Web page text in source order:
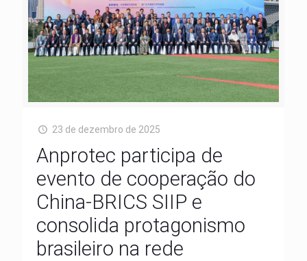
23 de dezembro de 2025
Anprotec participa de
evento de cooperação do
China-BRICS SIIP e
consolida protagonismo
brasileiro na rede